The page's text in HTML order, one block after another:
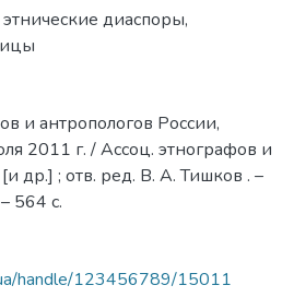
этнические диаспоры,
и антропологов России,
2011 г. / Ассоц. этнографов и
др.] ; отв. ред. В. А. Тишков . –
564 с.
handle/123456789/15011